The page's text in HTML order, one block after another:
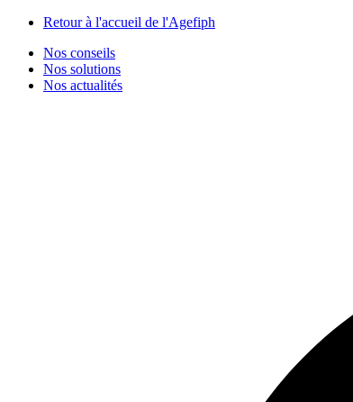
Retour à l'accueil de l'Agefiph
Nos conseils
Nos solutions
Nos actualités